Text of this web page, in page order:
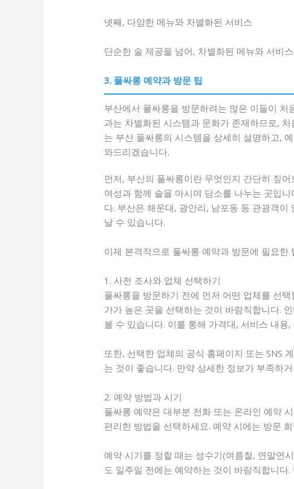
넷째, 다양한 메뉴와 차별화된 서비스
단순한 술 제공을 넘어, 차별화된 메뉴와 서비
3. 풀싸롱 예약과 방문 팁
부산에서 풀싸롱을 방문하려는 많은 이들이
과는 차별화된 시스템과 문화가 존재하므로,
는 부산 풀싸롱의 시스템을 상세히 설명하고,
와드리겠습니다.
먼저, 부산의 풀싸롱이란 무엇인지 간단히 짚
여성과 함께 술을 마시며 담소를 나누는 곳입
다. 부산은 해운대, 광안리, 남포동 등 관광객
날 수 있습니다.
이제 본격적으로 풀싸롱 예약과 방문에 필요한
1. 사전 조사와 업체 선택하기
풀싸롱을 방문하기 전에 먼저 어떤 업체를 선
가가 높은 곳을 선택하는 것이 바람직합니다.
볼 수 있습니다. 이를 통해 가격대, 서비스 내
또한, 선택한 업체의 공식 홈페이지 또는 SNS
는 것이 좋습니다. 만약 상세한 정보가 부족하
2. 예약 방법과 시기
풀싸롱 예약은 대부분 전화 또는 온라인 예약
편리한 방법을 선택하세요. 예약 시에는 방문
예약 시기를 정할 때는 성수기(여름철, 연말연
도 일주일 전에는 예약하는 것이 바람직합니